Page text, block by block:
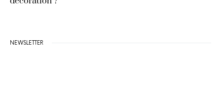
NEWSLETTER